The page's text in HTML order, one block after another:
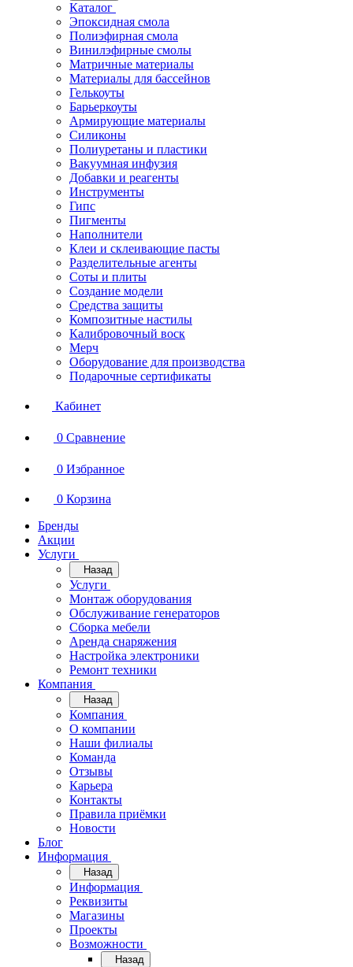
Каталог
Эпоксидная смола
Полиэфирная смола
Винилэфирные смолы
Матричные материалы
Материалы для бассейнов
Гелькоуты
Барьеркоуты
Армирующие материалы
Силиконы
Полиуретаны и пластики
Вакуумная инфузия
Добавки и реагенты
Инструменты
Гипс
Пигменты
Наполнители
Клеи и склеивающие пасты
Разделительные агенты
Соты и плиты
Создание модели
Средства защиты
Композитные настилы
Калибровочный воск
Мерч
Оборудование для производства
Подарочные сертификаты
Кабинет
0 Сравнение
0 Избранное
0 Корзина
Бренды
Акции
Услуги
Назад
Услуги
Монтаж оборудования
Обслуживание генераторов
Сборка мебели
Аренда снаряжения
Настройка электроники
Ремонт техники
Компания
Назад
Компания
О компании
Наши филиалы
Команда
Отзывы
Карьера
Контакты
Правила приёмки
Новости
Блог
Информация
Назад
Информация
Реквизиты
Магазины
Проекты
Возможности
Назад